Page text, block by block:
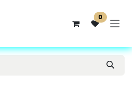
0